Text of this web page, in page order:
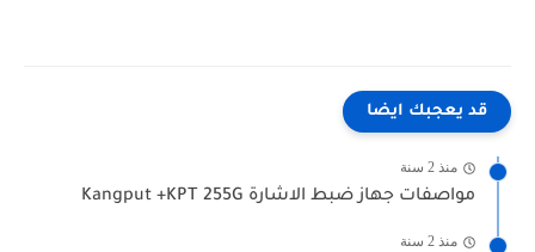
قد يعجبك ايضا
منذ 2 سنة
مواصفات جهاز ضبط الاشارة Kangput +KPT 255G
منذ 2 سنة